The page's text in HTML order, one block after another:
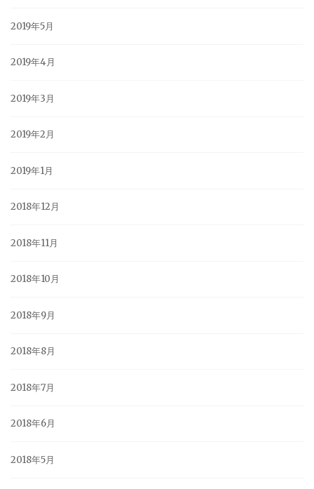
2019年5月
2019年4月
2019年3月
2019年2月
2019年1月
2018年12月
2018年11月
2018年10月
2018年9月
2018年8月
2018年7月
2018年6月
2018年5月